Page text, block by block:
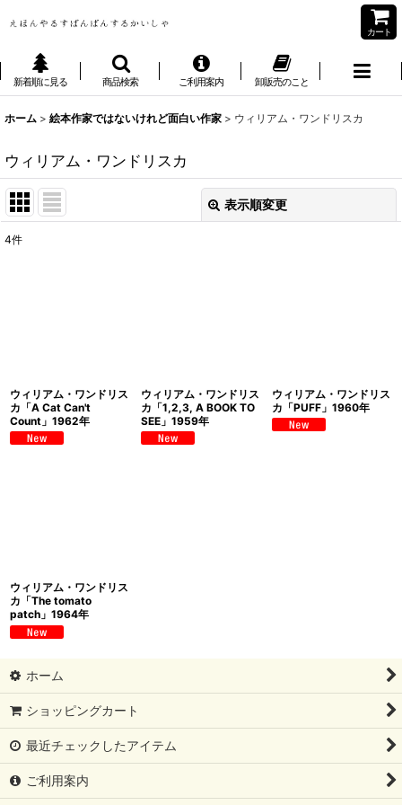
カート
新着順に見る 商品検索 ご利用案内 卸販売のこと
ホーム > 絵本作家ではないけれど面白い作家 > ウィリアム・ワンドリスカ
ウィリアム・ワンドリスカ
表示順変更
4件
ウィリアム・ワンドリス
カ「A Cat Can't
Count」1962年
ウィリアム・ワンドリス
カ「1,2,3, A BOOK TO
SEE」1959年
ウィリアム・ワンドリス
カ「PUFF」1960年
ウィリアム・ワンドリス
カ「The tomato
patch」1964年
ホーム
ショッピングカート
最近チェックしたアイテム
ご利用案内